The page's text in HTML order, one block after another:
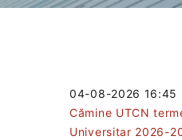
04-08-2026 16:45
Cămine UTCN
Universitar 2026-